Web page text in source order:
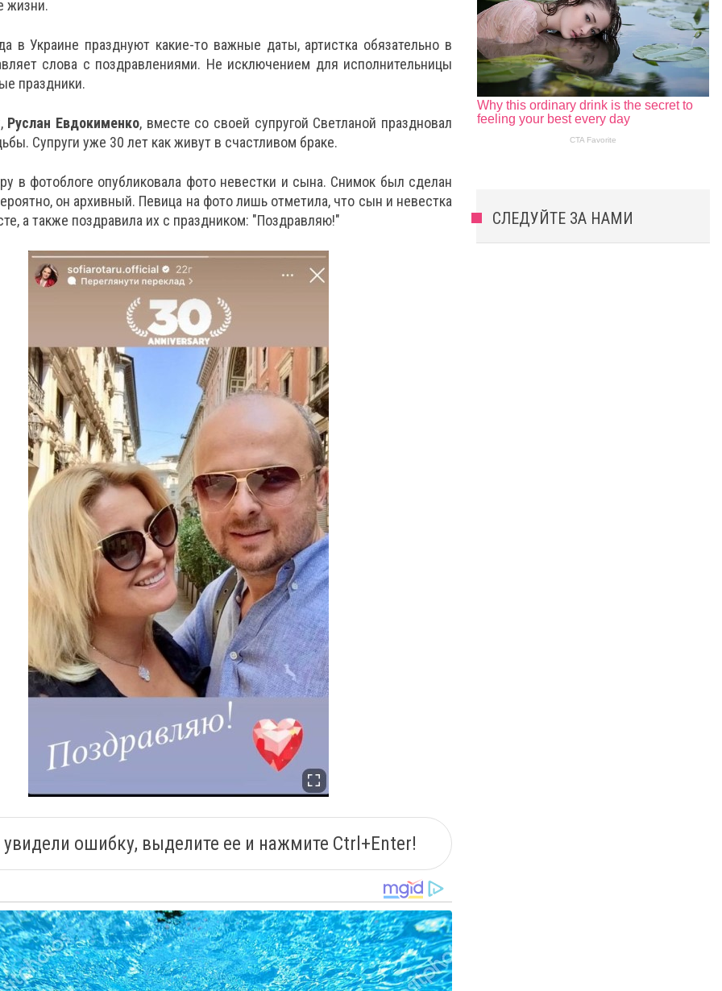
жизни.
в Украине празднуют какие-то важные даты, артистка обязательно в
слова с поздравлениями. Не исключением для исполнительницы
праздники.
Руслан Евдокименко, вместе со своей супругой Светланой праздновал
Супруги уже 30 лет как живут в счастливом браке.
в фотоблоге опубликовала фото невестки и сына. Снимок был сделан
он архивный. Певица на фото лишь отметила, что сын и невестка
а также поздравила их с праздником: "Поздравляю!"
увидели ошибку, выделите ее и нажмите Ctrl+Enter!
СЛЕДУЙТЕ ЗА НАМИ